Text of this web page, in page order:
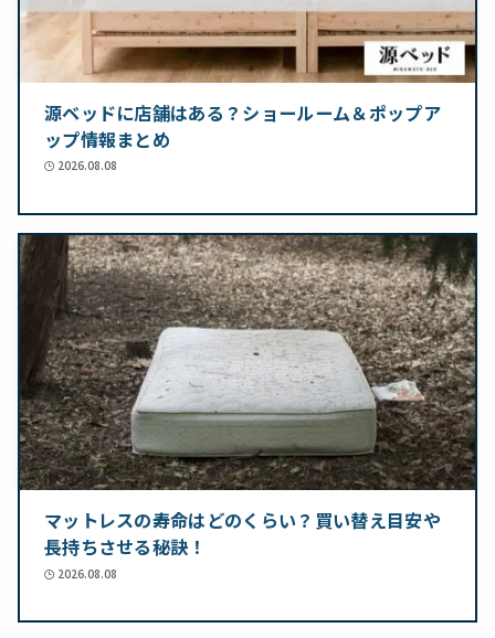
源ベッドに店舗はある？ショールーム＆ポップア
ップ情報まとめ
2026.08.08
マットレスの寿命はどのくらい？買い替え目安や
長持ちさせる秘訣！
2026.08.08